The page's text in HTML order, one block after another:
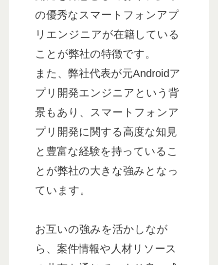
の優秀なスマートフォンアプ
リエンジニアが在籍している
ことが弊社の特徴です。
また、弊社代表が元Androidア
プリ開発エンジニアという背
景もあり、スマートフォンア
プリ開発に関する高度な知見
と豊富な経験を持っているこ
とが弊社の大きな強みとなっ
ています。
お互いの強みを活かしなが
ら、案件情報や人材リソース